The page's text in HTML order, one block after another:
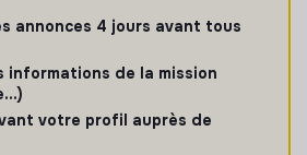
annonces 4 jours avant tous
informations de la mission
votre profil auprès de